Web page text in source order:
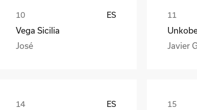
ES
Vega Sicilia
José
Javier
ES